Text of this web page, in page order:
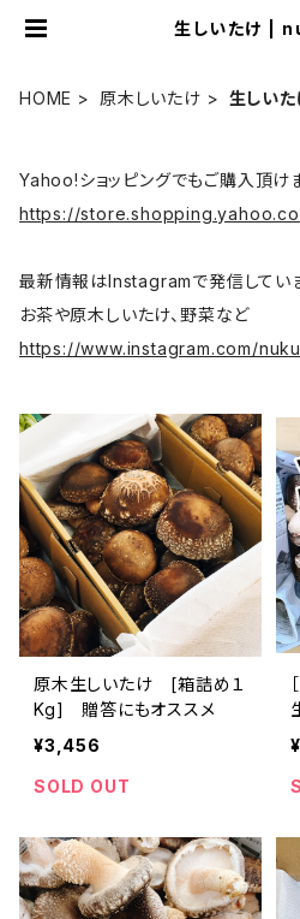
生しいたけ |
HOME 原木しいたけ 生しいた
Yahoo!ショッピングでもご購入頂け
https://
最新情報はInstagramで発信してい
お茶や原木しいたけ、野菜など
https://www.instagram.com/
原木生しいたけ [箱詰め１
Kg] 贈答にもオススメ
¥3,456
SOLD OUT